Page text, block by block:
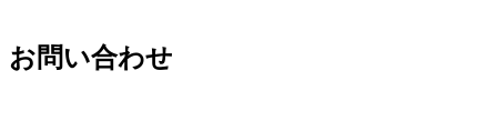
お問い合わせ